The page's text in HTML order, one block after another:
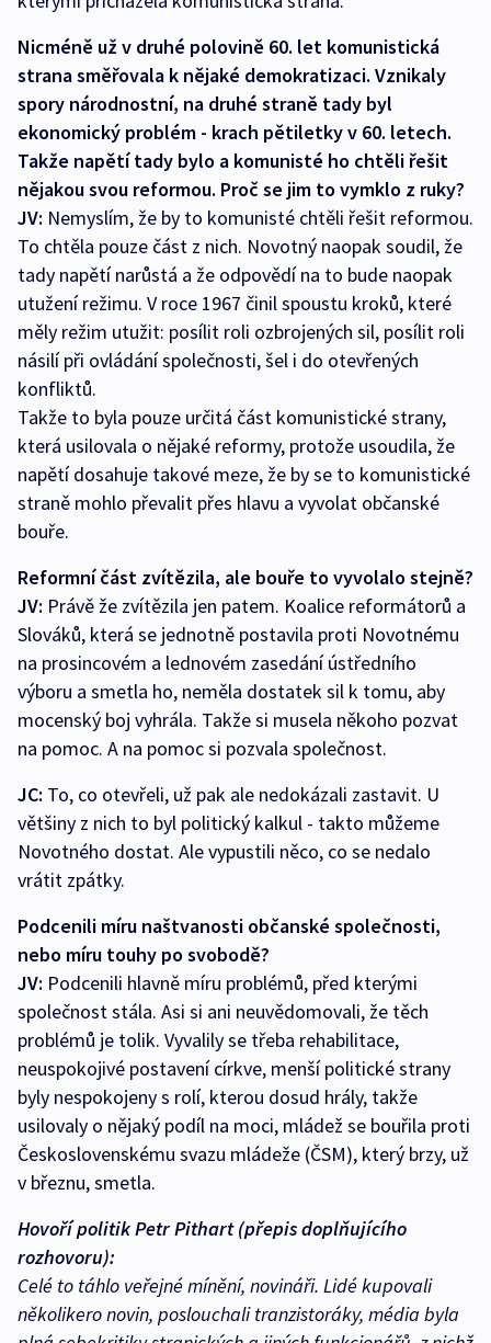
Nicméně už v druhé polovině 60. let komunistická
strana směřovala k nějaké demokratizaci. Vznikaly
spory národnostní, na druhé straně tady byl
ekonomický problém - krach pětiletky v 60. letech.
Takže napětí tady bylo a komunisté ho chtěli řešit
nějakou svou reformou. Proč se jim to vymklo z ruky?
JV: Nemyslím, že by to komunisté chtěli řešit reformou.
To chtěla pouze část z nich. Novotný naopak soudil, že
tady napětí narůstá a že odpovědí na to bude naopak
utužení režimu. V roce 1967 činil spoustu kroků, které
měly režim utužit: posílit roli ozbrojených sil, posílit roli
násilí při ovládání společnosti, šel i do otevřených
konfliktů.
Takže to byla pouze určitá část komunistické strany,
která usilovala o nějaké reformy, protože usoudila, že
napětí dosahuje takové meze, že by se to komunistické
straně mohlo převalit přes hlavu a vyvolat občanské
bouře.
Reformní část zvítězila, ale bouře to vyvolalo stejně?
JV: Právě že zvítězila jen patem. Koalice reformátorů a
Slováků, která se jednotně postavila proti Novotnému
na prosincovém a lednovém zasedání ústředního
výboru a smetla ho, neměla dostatek sil k tomu, aby
mocenský boj vyhrála. Takže si musela někoho pozvat
na pomoc. A na pomoc si pozvala společnost.
JC: To, co otevřeli, už pak ale nedokázali zastavit. U
většiny z nich to byl politický kalkul - takto můžeme
Novotného dostat. Ale vypustili něco, co se nedalo
vrátit zpátky.
Podcenili míru naštvanosti občanské společnosti,
nebo míru touhy po svobodě?
JV: Podcenili hlavně míru problémů, před kterými
společnost stála. Asi si ani neuvědomovali, že těch
problémů je tolik. Vyvalily se třeba rehabilitace,
neuspokojivé postavení církve, menší politické strany
byly nespokojeny s rolí, kterou dosud hrály, takže
usilovaly o nějaký podíl na moci, mládež se bouřila proti
Československému svazu mládeže (ČSM), který brzy, už
v březnu, smetla.
Hovoří politik Petr Pithart (přepis doplňujícího
rozhovoru):
Celé to táhlo veřejné mínění, novináři. Lidé kupovali
několikero novin, poslouchali tranzistoráky, média byla